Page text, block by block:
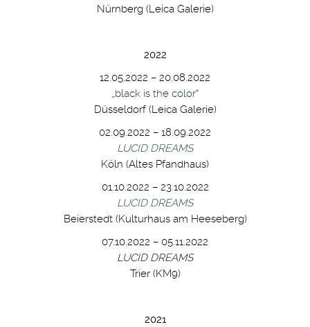
Nürnberg (Leica Galerie)
2022
12.05.2022 – 20.08.2022
„black is the color“
Düsseldorf (Leica Galerie)
02.09.2022 – 18.09.2022
LUCID DREAMS
Köln (Altes Pfandhaus)
01.10.2022 – 23.10.2022
LUCID DREAMS
Beierstedt (Kulturhaus am Heeseberg)
07.10.2022 – 05.11.2022
LUCID DREAMS
Trier (KM9)
2021